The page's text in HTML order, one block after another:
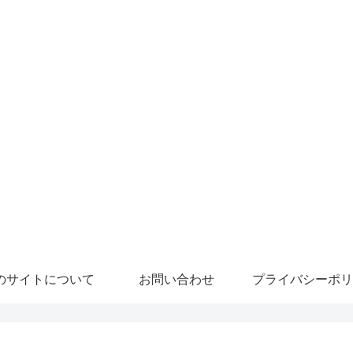
サイトについて お問い合わせ プライバシーポ